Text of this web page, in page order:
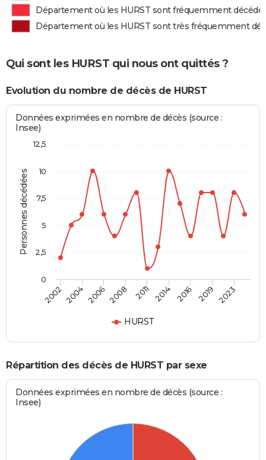
Département où les HURST sont fréquemment
Département où les HURST sont très fréquemment
Qui sont les HURST qui nous ont quittés ?
Evolution du nombre de décès de HURST
Personnes décédées
Données exprimées en nombre de décès (source :
Insee)
HURST
20022004 20062008 2011 2014 2016 2019 2023
0
2,5
5
7,5
10
12,5
Répartition des décès de HURST par sexe
Données exprimées en nombre de décès (source :
Insee)